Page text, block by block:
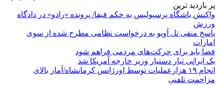
پر بازدید ترین
واکنش باشگاه پرسپولیس به حکم فیفا/ پرونده «رادو» در دادگاه
ورزش
پاسخ منفی تل آویو به درخواست نظامی مطرح شده از سوی
امارات
فضا باید برای حرکت‌های مردمی فراهم شود
یک ایرانی تبار دستیار وزیر خارجه آمریکا شد
انجام ۱۹ هزارعملیات توسط اورژانس کرمانشاه/آمار بالای
مزاحمت تلفنی